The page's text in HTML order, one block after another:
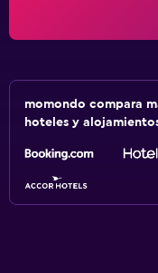
momondo compara
hoteles y